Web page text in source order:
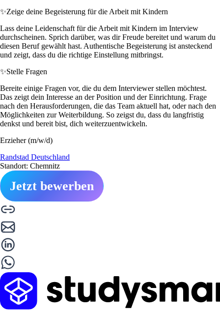
✨Zeige deine Begeisterung für die Arbeit mit Kindern
Lass deine Leidenschaft für die Arbeit mit Kindern im Interview
durchscheinen. Sprich darüber, was dir Freude bereitet und warum du
diesen Beruf gewählt hast. Authentische Begeisterung ist ansteckend
und zeigt, dass du die richtige Einstellung mitbringst.
✨Stelle Fragen
Bereite einige Fragen vor, die du dem Interviewer stellen möchtest.
Das zeigt dein Interesse an der Position und der Einrichtung. Frage
nach den Herausforderungen, die das Team aktuell hat, oder nach den
Möglichkeiten zur Weiterbildung. So zeigst du, dass du langfristig
denkst und bereit bist, dich weiterzuentwickeln.
Erzieher (m/w/d)
Randstad Deutschland
Standort: Chemnitz
Jetzt bewerben